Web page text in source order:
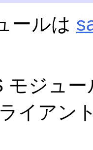
ールは
モジュ
イアン